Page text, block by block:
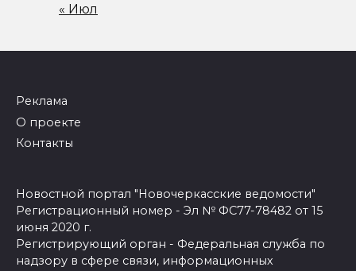
« Июл
Реклама
О проекте
Контакты
Новостной портал "Новочеркасские ведомости"
Регистрационный номер - Эл № ФС77-78482 от 15
июня 2020 г.
Регистрирующий орган - Федеральная служба по
надзору в сфере связи, информационных